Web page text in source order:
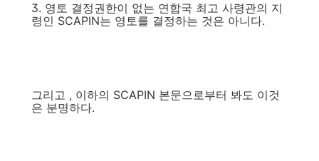
3. 영토 결정권한이 없는 연합국 최고 사령관의 지
령인 SCAPIN는 영토를 결정하는 것은 아니다.
그리고 , 이하의 SCAPIN 본문으로부터 봐도 이것
은 분명하다.